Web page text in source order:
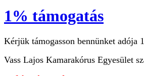
1% támogatás
Kérjük támogasson bennünket adója
Vass Lajos Kamarakórus Egyesület